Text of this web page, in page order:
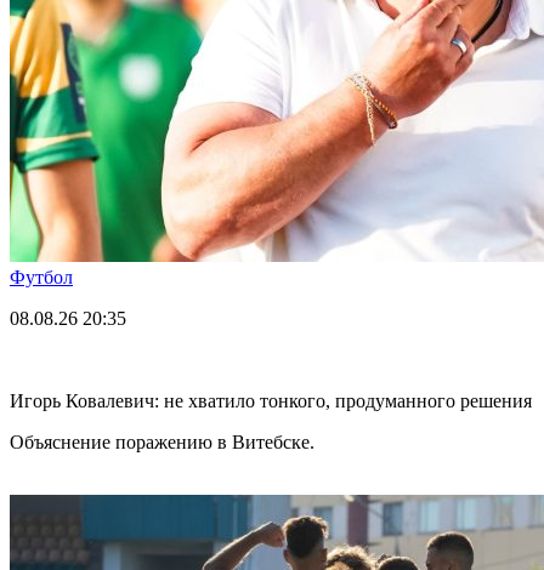
Футбол
08.08.26 20:35
Игорь Ковалевич: не хватило тонкого, продуманного решения
Объяснение поражению в Витебске.